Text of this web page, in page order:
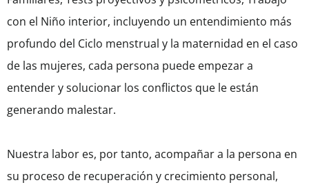
con el Niño interior, incluyendo un entendimiento más
profundo del Ciclo menstrual y la maternidad en el caso
de las mujeres, cada persona puede empezar a
entender y solucionar los conflictos que le están
generando malestar.
Nuestra labor es, por tanto, acompañar a la persona en
su proceso de recuperación y crecimiento personal,